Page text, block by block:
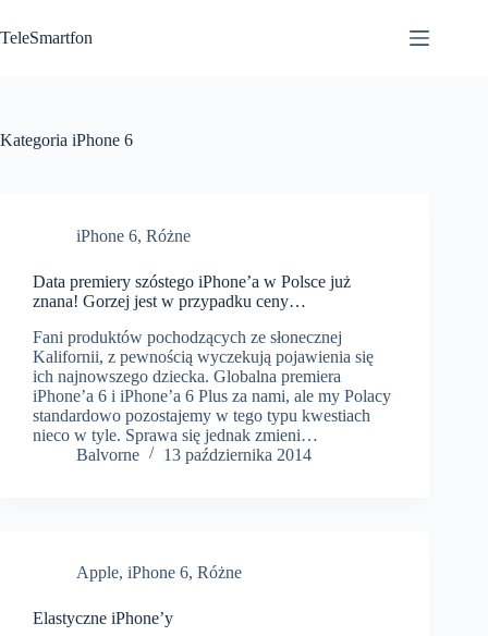
do
treści
TeleSmartfon
Kategoria iPhone 6
iPhone 6, Różne
Data premiery szóstego iPhone’a w Polsce już
znana! Gorzej jest w przypadku ceny…
Fani produktów pochodzących ze słonecznej
Kalifornii, z pewnością wyczekują pojawienia się
ich najnowszego dziecka. Globalna premiera
iPhone’a 6 i iPhone’a 6 Plus za nami, ale my Polacy
standardowo pozostajemy w tego typu kwestiach
nieco w tyle. Sprawa się jednak zmieni…
Balvorne
13 października 2014
Apple, iPhone 6, Różne
Elastyczne iPhone’y